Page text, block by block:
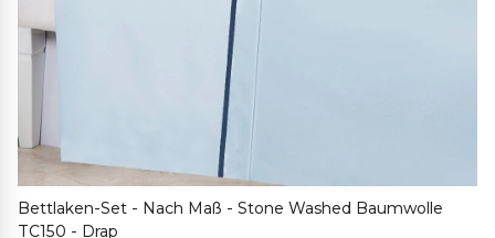
Bettlaken-Set - Nach Maß - Stone Washed Baumwolle
TC150 - Drap